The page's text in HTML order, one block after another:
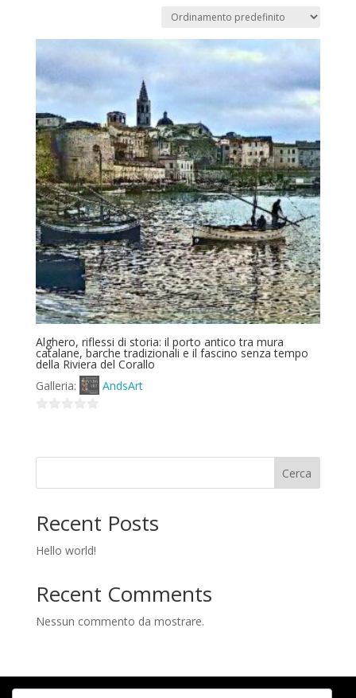
Alghero, riflessi di storia: il porto antico tra mura
catalane, barche tradizionali e il fascino senza tempo
della Riviera del Corallo
Galleria:
AndsArt
5
Cerca
Recent Posts
Hello world!
Recent Comments
Nessun commento da mostrare.